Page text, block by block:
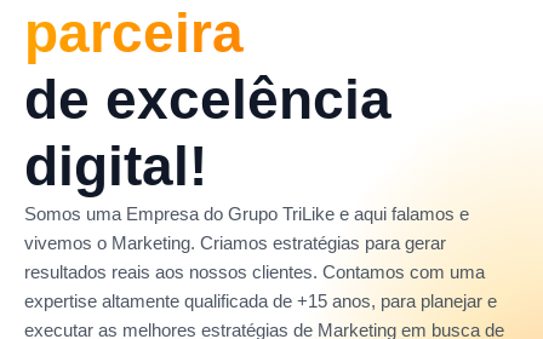
parceira
de excelência
digital!
Somos uma Empresa do Grupo TriLike e aqui falamos e
vivemos o Marketing. Criamos estratégias para gerar
resultados reais aos nossos clientes. Contamos com uma
expertise altamente qualificada de +15 anos, para planejar e
executar as melhores estratégias de Marketing em busca de